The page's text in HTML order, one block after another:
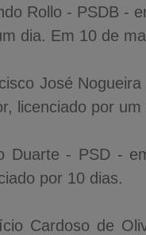
Rollo - PSDB -
dia. Em 10 de
José
licenciado por um
Duarte - PSD -
por 10 dias.
Cardoso de